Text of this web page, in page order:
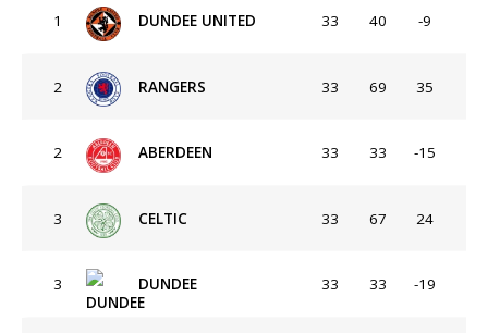
1 DUNDEE UNITED 33 40 -9
2 RANGERS 33 69 35
2 ABERDEEN 33 33 -15
3 CELTIC 33 67 24
3 DUNDEE 33 33 -19